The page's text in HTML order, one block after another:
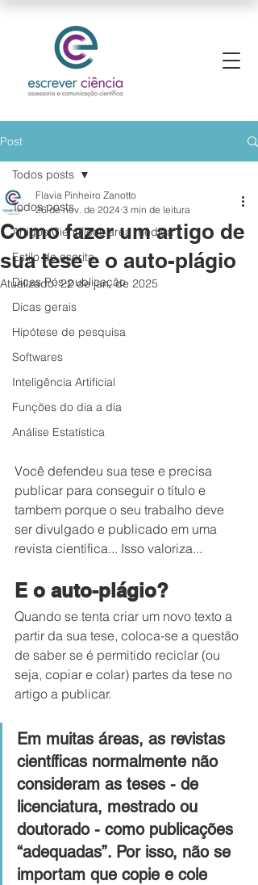
Post
Todos posts
Artigos Científicos área médica
Estilo de escrita
Dicas Pós-publicação
Dicas gerais
Hipótese de pesquisa
Softwares
Inteligência Artificial
Funções do dia a dia
Análise Estatística
Todos posts
Como fazer um artigo de
sua tese e o auto-plágio
Flavia Pinheiro Zanotto
26 de nov. de 2024 3 min de leitura
Atualizado:22 de jan. de 2025
Você defendeu sua tese e precisa
publicar para conseguir o título e
tambem porque o seu trabalho deve
ser divulgado e publicado em uma
revista científica... Isso valoriza...
E o auto-plágio?
Quando se tenta criar um novo texto a
partir da sua tese, coloca-se a questão
de saber se é permitido reciclar (ou
seja, copiar e colar) partes da tese no
artigo a publicar.
Em muitas áreas, as revistas
científicas normalmente não
consideram as teses - de
licenciatura, mestrado ou
doutorado - como publicações
“adequadas”. Por isso, não se
importam que copie e cole